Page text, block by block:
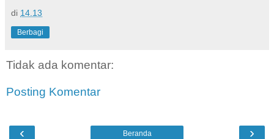
di 14.13
Berbagi
Tidak ada komentar:
Posting Komentar
‹ ›
Beranda